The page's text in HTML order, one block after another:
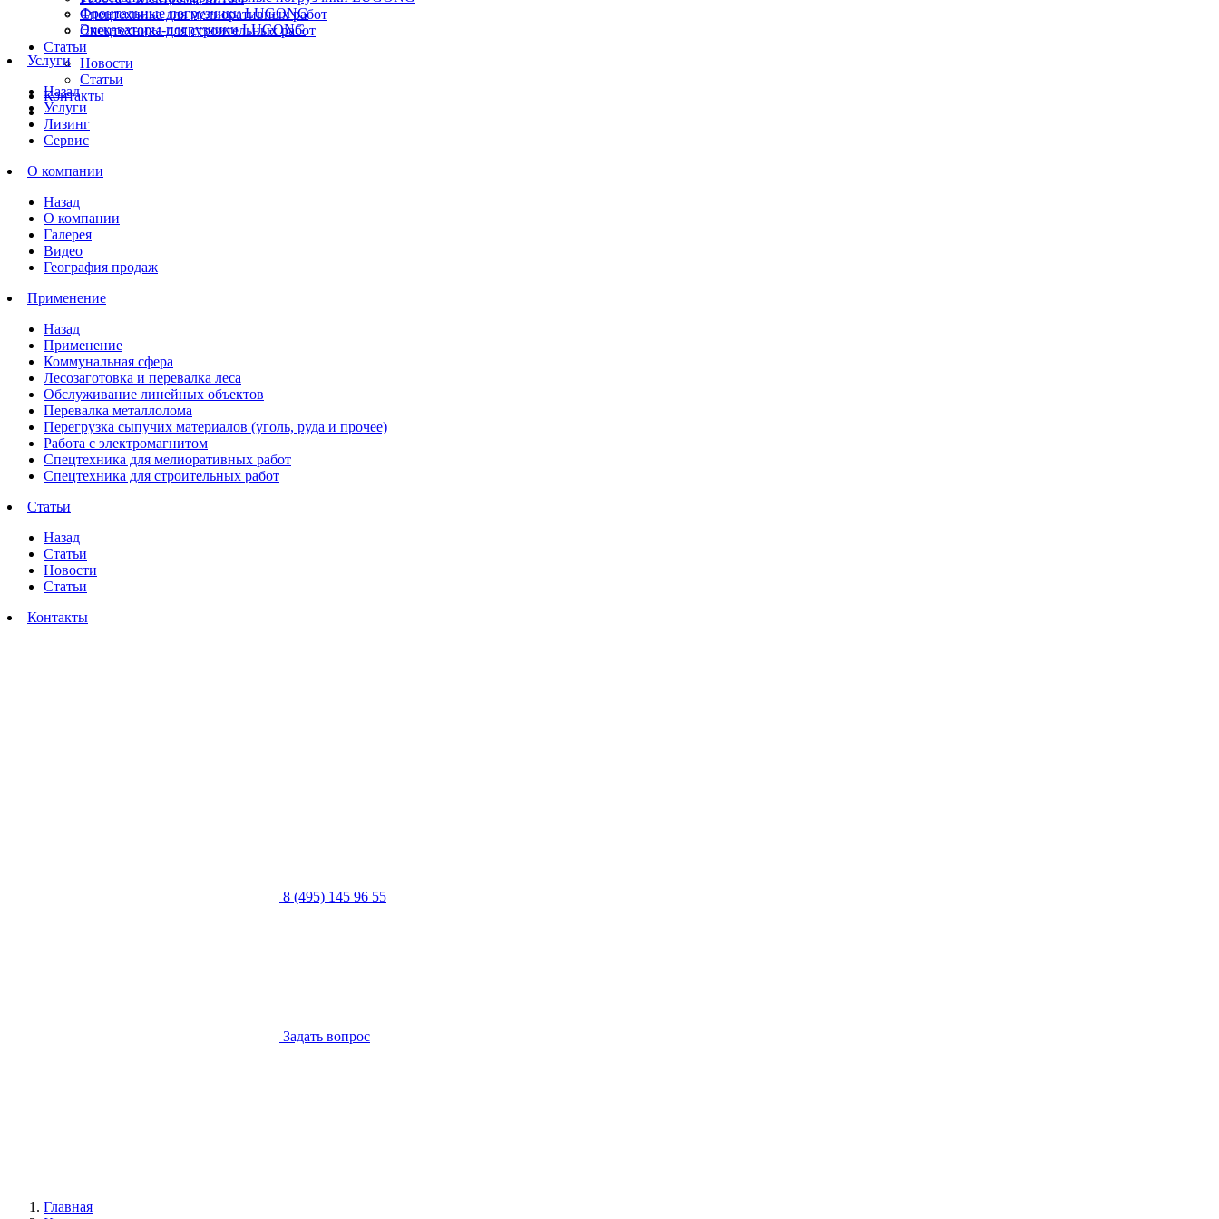
Спецтехника для мелиоративных работ
Спецтехника для строительных работ
Статьи
Новости
Статьи
Контакты
Фронтальные погрузчики LUGONG
Экскаваторы-погрузчики LUGONG
Услуги
Назад
Услуги
Лизинг
Сервис
О компании
Назад
О компании
Галерея
Видео
География продаж
Применение
Назад
Применение
Коммунальная сфера
Лесозаготовка и перевалка леса
Обслуживание линейных объектов
Перевалка металлолома
Перегрузка сыпучих материалов (уголь, руда и прочее)
Работа с электромагнитом
Спецтехника для мелиоративных работ
Спецтехника для строительных работ
Статьи
Назад
Статьи
Новости
Статьи
Контакты
8 (495) 145 96 55
Задать вопрос
Главная